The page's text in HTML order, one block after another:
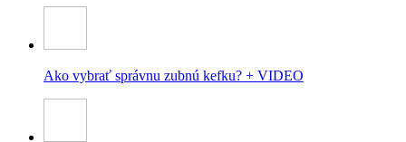
Ako vybrať správnu zubnú kefku? + VIDEO